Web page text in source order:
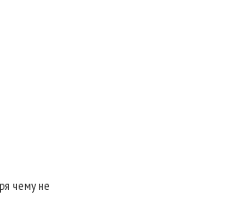
чему не